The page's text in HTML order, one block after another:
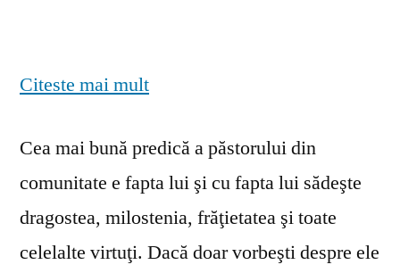
Citeste mai mult
Cea mai bună predică a păstorului din
comunitate e fapta lui şi cu fapta lui sădeşte
dragostea, milostenia, frăţietatea şi toate
celelalte virtuţi. Dacă doar vorbeşti despre ele